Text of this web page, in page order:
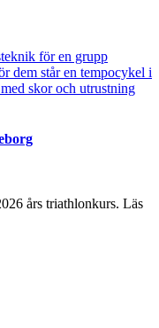
års triathlonkurs. Läs